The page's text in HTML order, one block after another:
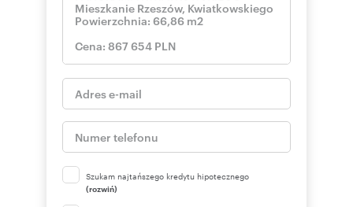
Szukam najtańszego kredytu hipotecznego
(rozwiń)